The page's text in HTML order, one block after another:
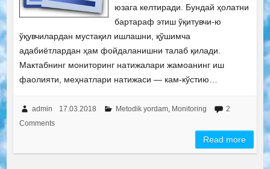
юзага келтиради. Бундай ҳолатни
бартараф этиш ўқитувчи-ю
ўқувчилардан мустақил ишлашни, қўшимча
адабиётлардан ҳам фойдаланишни талаб қилади.
Мактабнинг мониторинг натижалари жамоанинг иш
фаолияти, меҳнатлари натижаси — кам-кўстию…
admin 17.03.2018 Metodik yordam, Monitoring
2
Comments
Read more